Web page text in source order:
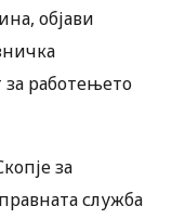
објави
за работењето
за
служба